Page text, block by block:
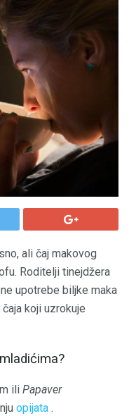
ali čaj makovog
Roditelji tinejdžera
upotrebe biljke maka
koji uzrokuje
ili Papaver
opijata .